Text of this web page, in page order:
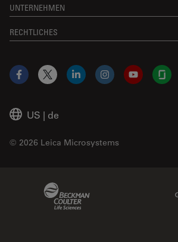
UNTERNEHMEN
RECHTLICHES
US | de
© 2026 Leica Microsystems
Facebook
X LinkedInInstagramYouTube